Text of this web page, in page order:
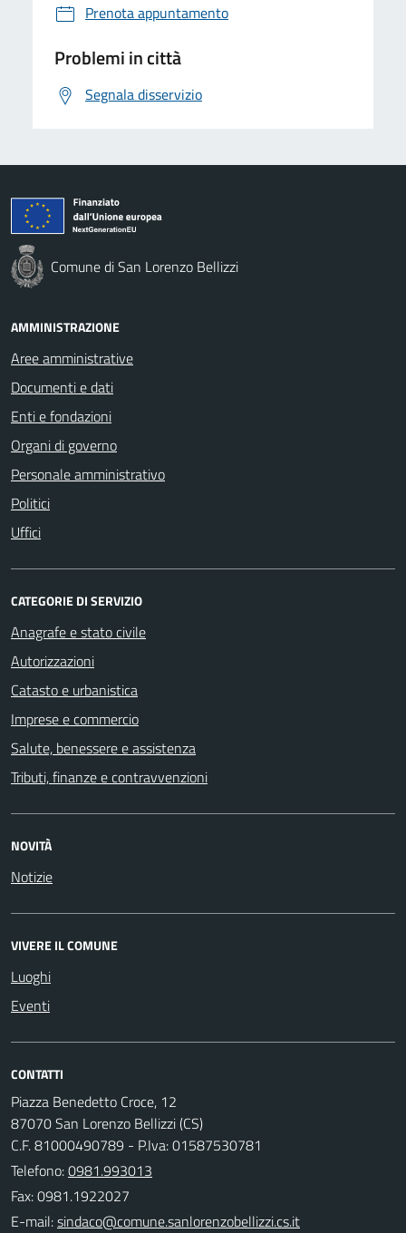
Prenota appuntamento
Problemi in città
Segnala disservizio
Comune di San Lorenzo Bellizzi
AMMINISTRAZIONE
Aree amministrative
Documenti e dati
Enti e fondazioni
Organi di governo
Personale amministrativo
Politici
Uffici
CATEGORIE DI SERVIZIO
Anagrafe e stato civile
Autorizzazioni
Catasto e urbanistica
Imprese e commercio
Salute, benessere e assistenza
Tributi, finanze e contravvenzioni
NOVITÀ
Notizie
VIVERE IL COMUNE
Luoghi
Eventi
CONTATTI
Piazza Benedetto Croce, 12
87070 San Lorenzo Bellizzi (CS)
C.F. 81000490789 - P.Iva: 01587530781
Telefono:0981.993013
Fax: 0981.1922027
E-mail: